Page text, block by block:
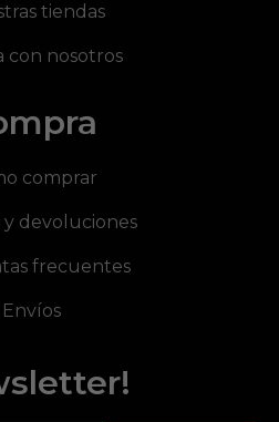
tiendas
con nosotros
comprar
y devoluciones
frecuentes
Envíos